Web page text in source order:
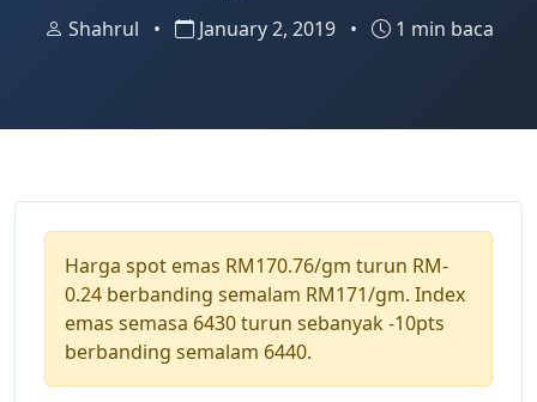
Shahrul • January 2, 2019 • 1 min baca
Harga spot emas RM170.76/gm turun RM-
0.24 berbanding semalam RM171/gm. Index
emas semasa 6430 turun sebanyak -10pts
berbanding semalam 6440.